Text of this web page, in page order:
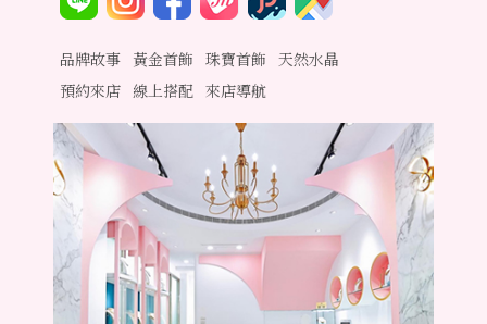
品牌故事 黃金首飾 珠寶首飾 天然水晶
預約來店
線上搭配 來店導航